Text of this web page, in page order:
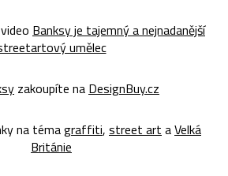
Banksy je tajemný a nejnadanější
umělec
zakoupíte na DesignBuy.cz
na témagraffiti, street art aVelká
Británie